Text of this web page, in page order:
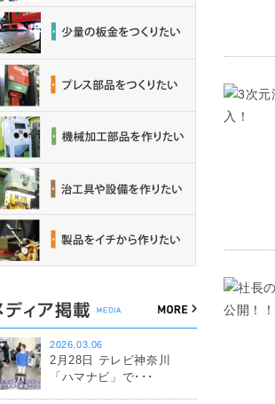
2026.03.06
2月28日 テレビ神奈川
「ハマナビ」で･･･